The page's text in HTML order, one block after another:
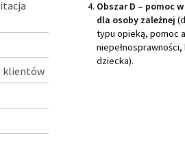
klientów
Obszar D – pomoc
dla osoby zależnej
typu opieką, pomoc
dziecka).